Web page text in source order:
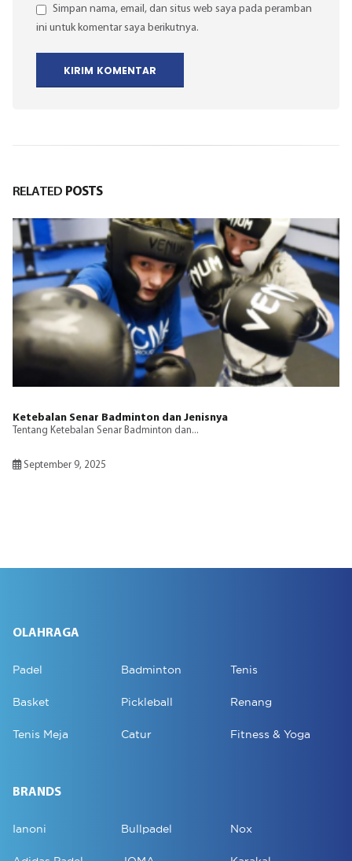
Simpan nama, email, dan situs web saya pada peramban
ini untuk komentar saya berikutnya.
RELATED POSTS
Ketebalan Senar Badminton dan Jenisnya
Tentang Ketebalan Senar Badminton dan...
September 9, 2025
OLAHRAGA
Padel Badminton Tenis
Basket Pickleball Renang
Tenis Meja Catur Fitness & Yoga
BRANDS
Ianoni Bullpadel Nox